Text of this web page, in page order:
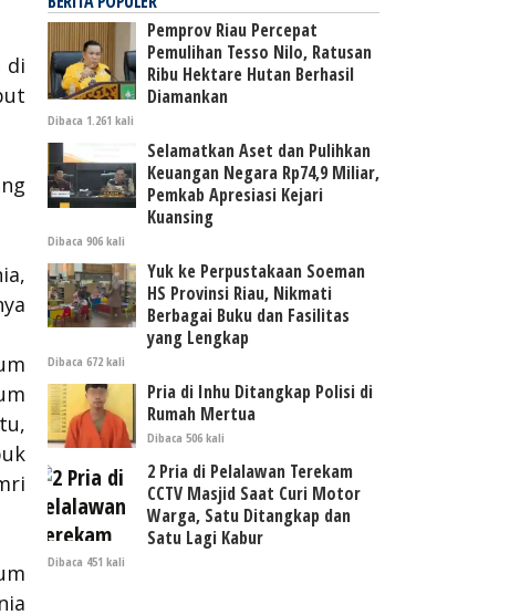
di
Pemprov Riau Percepat
Pemulihan Tesso Nilo, Ratusan
Ribu Hektare Hutan Berhasil
Diamankan
Dibaca 1.261 kali
Selamatkan Aset dan Pulihkan
Keuangan Negara Rp74,9 Miliar,
Pemkab Apresiasi Kejari
Kuansing
Dibaca 906 kali
Yuk ke Perpustakaan Soeman
HS Provinsi Riau, Nikmati
Berbagai Buku dan Fasilitas
yang Lengkap
Dibaca 672 kali
Pria di Inhu Ditangkap Polisi di
Rumah Mertua
Dibaca 506 kali
2 Pria di Pelalawan Terekam
CCTV Masjid Saat Curi Motor
Warga, Satu Ditangkap dan
Satu Lagi Kabur
Dibaca 451 kali